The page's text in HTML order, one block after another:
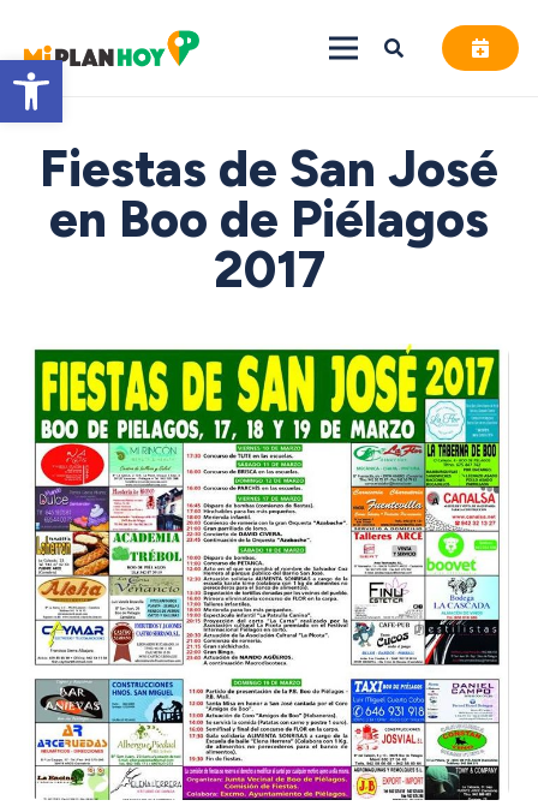
Abrir barra de herramientas
Fiestas de San José
en Boo de Piélagos
2017